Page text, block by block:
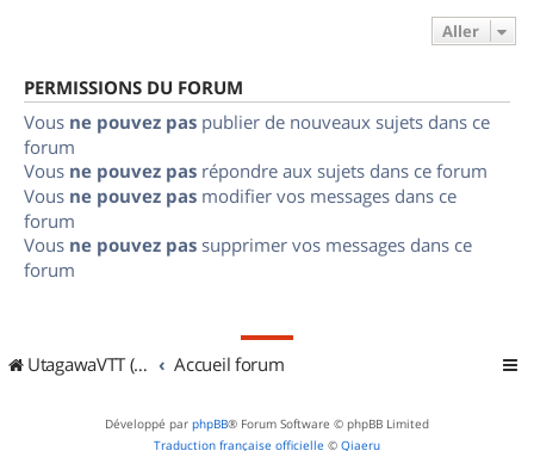
Aller
PERMISSIONS DU FORUM
Vous ne pouvez pas publier de nouveaux sujets dans ce
forum
Vous ne pouvez pas répondre aux sujets dans ce forum
Vous ne pouvez pas modifier vos messages dans ce
forum
Vous ne pouvez pas supprimer vos messages dans ce
forum
UtagawaVTT (Randos VTT et VTTAE avec traces GPS) Accueil forum
Développé par phpBB® Forum Software © phpBB Limited
Traduction française officielle © Qiaeru